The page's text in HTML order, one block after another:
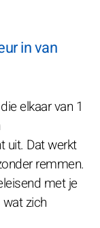
in van
elkaar van 1
uit. Dat werkt
remmen.
met je
zich